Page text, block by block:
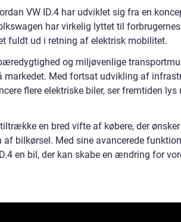
VW ID.4 har udviklet sig fra en
har virkelig lyttet til
fuldt ud i retning af elektrisk mobilitet.
og miljøvenlige
markedet. Med fortsat udvikling af
flere elektriske biler, ser fremtiden lys
en bred vifte af købere, der
bilkørsel. Med sine avancerede
en bil, der kan skabe en ændring for